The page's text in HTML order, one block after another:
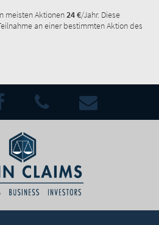
meisten Aktionen24 €/Jahr. Diese
an einer bestimmten Aktion des